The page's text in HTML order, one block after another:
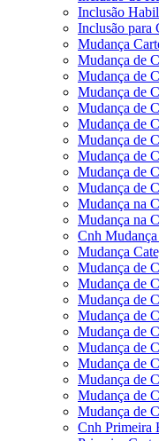
Inclusão
Inclusão para
Mudança
Mudança de
Mudança de
Mudança de
Mudança de
Mudança de
Mudança de
Mudança de
Mudança de
Mudança de
Mudança na
Mudança na
Cnh
Mudança
Mudança de
Mudança de
Mudança de
Mudança de
Mudança de
Mudança de
Mudança de
Mudança de
Mudança de
Mudança de
Cnh Primeira